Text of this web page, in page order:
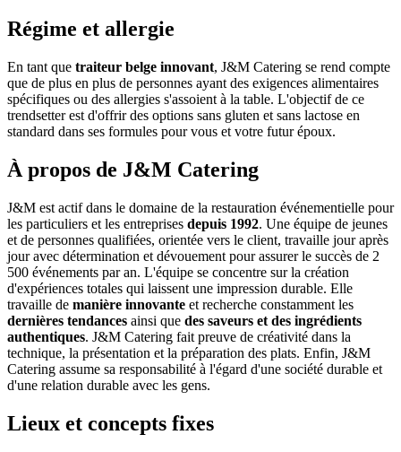
Régime et allergie
En tant que traiteur belge innovant, J&M Catering se rend compte
que de plus en plus de personnes ayant des exigences alimentaires
spécifiques ou des allergies s'assoient à la table. L'objectif de ce
trendsetter est d'offrir des options sans gluten et sans lactose en
standard dans ses formules pour vous et votre futur époux.
À propos de J&M Catering
J&M est actif dans le domaine de la restauration événementielle pour
les particuliers et les entreprises depuis 1992. Une équipe de jeunes
et de personnes qualifiées, orientée vers le client, travaille jour après
jour avec détermination et dévouement pour assurer le succès de 2
500 événements par an. L'équipe se concentre sur la création
d'expériences totales qui laissent une impression durable. Elle
travaille de manière innovante et recherche constamment les
dernières tendances ainsi que des saveurs et des ingrédients
authentiques. J&M Catering fait preuve de créativité dans la
technique, la présentation et la préparation des plats. Enfin, J&M
Catering assume sa responsabilité à l'égard d'une société durable et
d'une relation durable avec les gens.
Lieux et concepts fixes